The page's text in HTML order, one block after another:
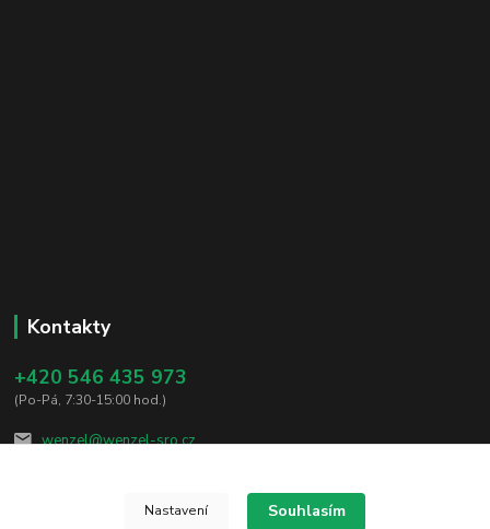
Kontakty
+420 546 435 973
(Po-Pá, 7:30-15:00 hod.)
wenzel@wenzel-sro.cz
Nastavení Souhlasím